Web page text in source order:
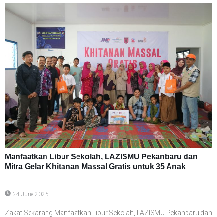
Manfaatkan Libur Sekolah, LAZISMU Pekanbaru dan
Mitra Gelar Khitanan Massal Gratis untuk 35 Anak
24 June 2026
Zakat Sekarang Manfaatkan Libur Sekolah, LAZISMU Pekanbaru dan